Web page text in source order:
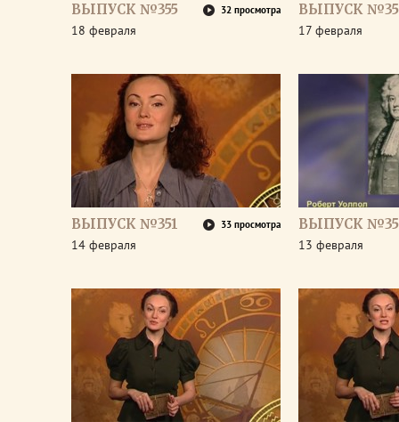
ВЫПУСК №355 32 просмотра
18 февраля
ВЫПУСК
17 февраля
ВЫПУСК №351 33 просмотра
14 февраля
ВЫПУСК
13 февраля